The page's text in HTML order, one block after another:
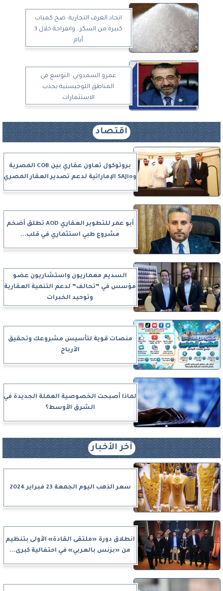
اتحاد الغرف التجارية: ضخ كميات
كبيرة من السكر.. وانفراجة خلال 3
أيام
عمرو السمدوني: التوسع فى
المناطق اللوجيستية يجذب
الاستثمارات
اقتصاد
بروتوكول تعاون عقاري بين COB المصرية
وSAJio الإماراتية لدعم تصدير العقار المصري
أبو عمر للتطوير العقاري AOD تطلق أضخم
مشروع طبي استثماري في قلب...
السديم معماريون واستشاريون عضو
مؤسس في ”تحالف” لدعم التنمية العقارية
وتوحيد الخبرات
منصات قوية لتأسيس مشروعك وتحقيق
الأرباح
لماذا أصبحت الخصوصية العملة الجديدة في
الشرق الأوسط؟
آخر الأخبار
سعر الذهب اليوم الجمعة 23 فبراير 2024
انطلاق دورة «ملتقى القادة» الأولى بتنظيم
من «بزنس بالعربي» في احتفالية كبرى...